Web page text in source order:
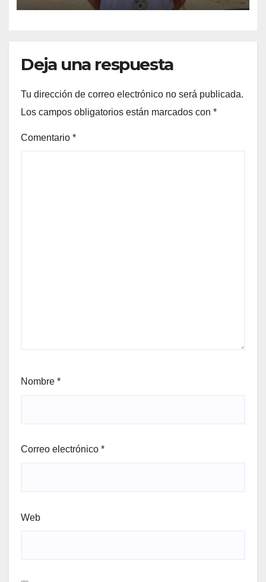
Deja una respuesta
Tu dirección de correo electrónico no será publicada.
Los campos obligatorios están marcados con *
Comentario *
Nombre *
Correo electrónico *
Web